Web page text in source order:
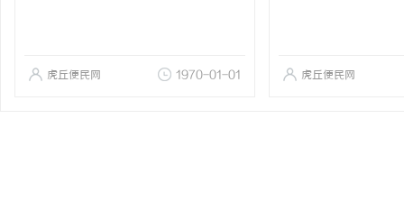
虎丘便民网 1970-01-01 虎丘便民网